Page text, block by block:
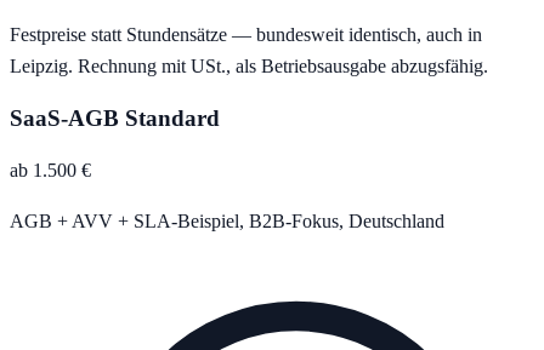
Festpreise statt Stundensätze — bundesweit identisch, auch in
Leipzig. Rechnung mit USt., als Betriebsausgabe abzugsfähig.
SaaS-AGB Standard
ab 1.500 €
AGB + AVV + SLA-Beispiel, B2B-Fokus, Deutschland